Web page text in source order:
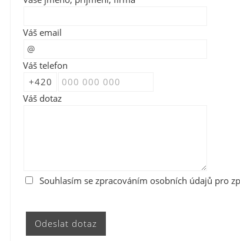
Váš email
Váš telefon
Váš dotaz
Souhlasím se zpracováním osobních údajů pro